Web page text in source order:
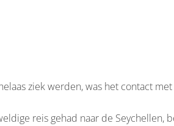
ziek werden, was het contact
reis gehad naar de Seychellen,